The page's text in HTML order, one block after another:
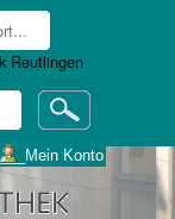
___Mein Konto